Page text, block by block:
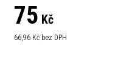
75 Kč
66,96 Kč bez DPH